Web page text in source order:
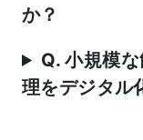
か？
Q. 小規模
理をデジタル